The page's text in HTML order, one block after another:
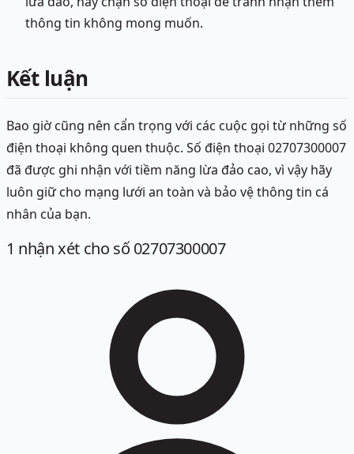
thông tin không mong muốn.
Kết luận
Bao giờ cũng nên cẩn trọng với các cuộc gọi từ những số
điện thoại không quen thuộc. Số điện thoại 02707300007
đã được ghi nhận với tiềm năng lừa đảo cao, vì vậy hãy
luôn giữ cho mạng lưới an toàn và bảo vệ thông tin cá
nhân của bạn.
1 nhận xét cho số 02707300007